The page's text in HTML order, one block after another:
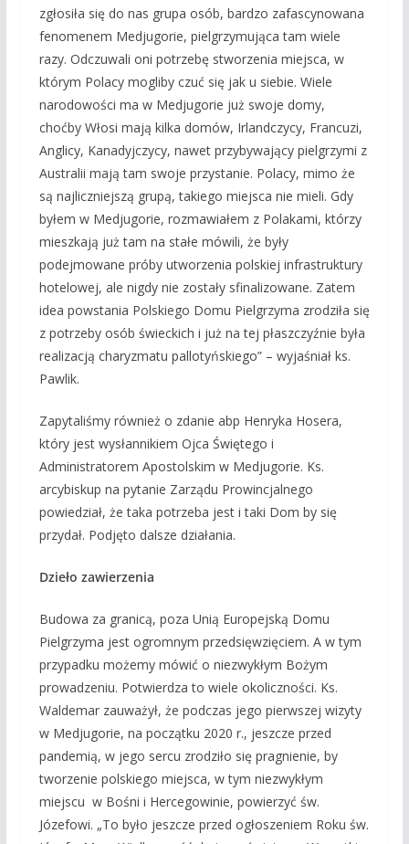
zgłosiła się do nas grupa osób, bardzo zafascynowana
fenomenem Medjugorie, pielgrzymująca tam wiele
razy. Odczuwali oni potrzebę stworzenia miejsca, w
którym Polacy mogliby czuć się jak u siebie. Wiele
narodowości ma w Medjugorie już swoje domy,
choćby Włosi mają kilka domów, Irlandczycy, Francuzi,
Anglicy, Kanadyjczycy, nawet przybywający pielgrzymi z
Australii mają tam swoje przystanie. Polacy, mimo że
są najliczniejszą grupą, takiego miejsca nie mieli. Gdy
byłem w Medjugorie, rozmawiałem z Polakami, którzy
mieszkają już tam na stałe mówili, że były
podejmowane próby utworzenia polskiej infrastruktury
hotelowej, ale nigdy nie zostały sfinalizowane. Zatem
idea powstania Polskiego Domu Pielgrzyma zrodziła się
z potrzeby osób świeckich i już na tej płaszczyźnie była
realizacją charyzmatu pallotyńskiego” – wyjaśniał ks.
Pawlik.
Zapytaliśmy również o zdanie abp Henryka Hosera,
który jest wysłannikiem Ojca Świętego i
Administratorem Apostolskim w Medjugorie. Ks.
arcybiskup na pytanie Zarządu Prowincjalnego
powiedział, że taka potrzeba jest i taki Dom by się
przydał. Podjęto dalsze działania.
Dzieło zawierzenia
Budowa za granicą, poza Unią Europejską Domu
Pielgrzyma jest ogromnym przedsięwzięciem. A w tym
przypadku możemy mówić o niezwykłym Bożym
prowadzeniu. Potwierdza to wiele okoliczności. Ks.
Waldemar zauważył, że podczas jego pierwszej wizyty
w Medjugorie, na początku 2020 r., jeszcze przed
pandemią, w jego sercu zrodziło się pragnienie, by
tworzenie polskiego miejsca, w tym niezwykłym
miejscu w Bośni i Hercegowinie, powierzyć św.
Józefowi. „To było jeszcze przed ogłoszeniem Roku św.